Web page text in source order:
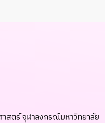
สตร์ จุฬาลงกรณ์มหาวิทยาลัย